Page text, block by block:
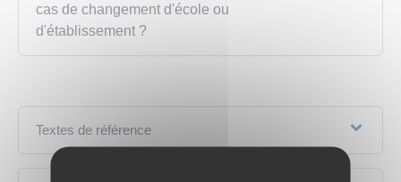
cas de changement d'école ou
d'établissement ?
Textes de référence